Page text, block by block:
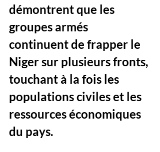
démontrent que les
groupes armés
continuent de frapper le
Niger sur plusieurs fronts,
touchant à la fois les
populations civiles et les
ressources économiques
du pays.